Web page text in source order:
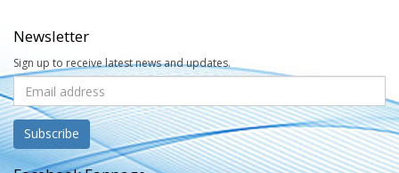
Newsletter
Sign up to receive latest news and updates.